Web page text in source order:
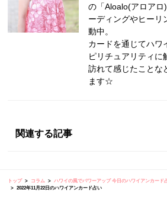
の「Aloalo(アロアロ
ーディングやヒーリ
動中。
カードを通じてハワ
ピリチュアリティに
訪れて感じたことな
ます☆
関連する記事
トップ コラム
ハワイの風でパワーアップ 今日のハワイアンカード
2022年11月22日のハワイアンカード占い